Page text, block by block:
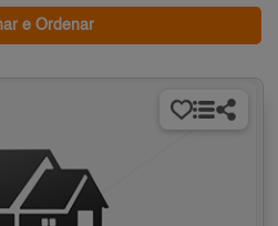
e Ordenar